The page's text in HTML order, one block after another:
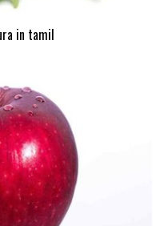
in tamil